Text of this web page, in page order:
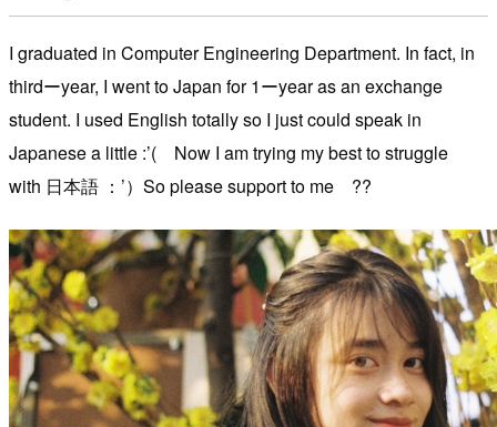
I graduated in Computer Engineering Department. In fact, in
thirdーyear, I went to Japan for 1ーyear as an exchange
student. I used English totally so I just could speak in
Japanese a little :’( Now I am trying my best to struggle
with 日本語 ：’）So please support to me ??